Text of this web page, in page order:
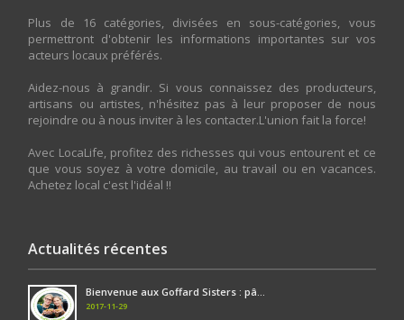
Plus de 16 catégories, divisées en sous-catégories, vous
permettront d'obtenir les informations importantes sur vos
acteurs locaux préférés.
Aidez-nous à grandir. Si vous connaissez des producteurs,
artisans ou artistes, n'hésitez pas à leur proposer de nous
rejoindre ou à nous inviter à les contacter.L'union fait la force!
Avec LocaLife, profitez des richesses qui vous entourent et ce
que vous soyez à votre domicile, au travail ou en vacances.
Achetez local c'est l'idéal !!
Actualités récentes
Bienvenue aux Goffard Sisters : pâ...
2017-11-29